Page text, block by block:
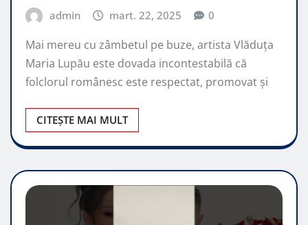
admin mart. 22, 2025 0
Mai mereu cu zâmbetul pe buze, artista Vlăduța
Maria Lupău este dovada incontestabilă că
folclorul românesc este respectat, promovat şi
CITEȘTE MAI MULT